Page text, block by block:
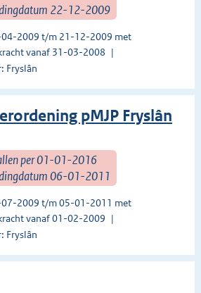
22-12-2009
04-2009 t/m 21-12-2009 met
vanaf 31-03-2008
Fryslân
pMJP Fryslân
per 01-01-2016
06-01-2011
07-2009 t/m 05-01-2011 met
vanaf 01-02-2009
Fryslân